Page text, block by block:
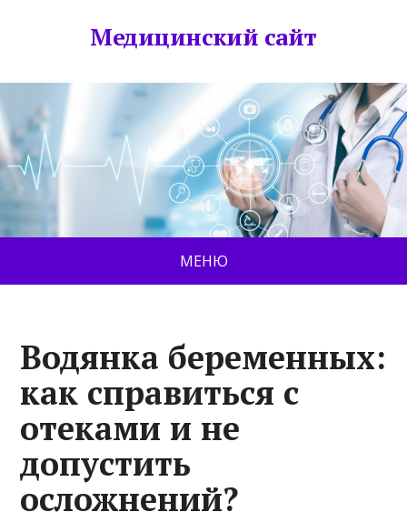
Медицинский сайт
МЕНЮ
Водянка беременных:
как справиться с
отеками и не
допустить
осложнений?